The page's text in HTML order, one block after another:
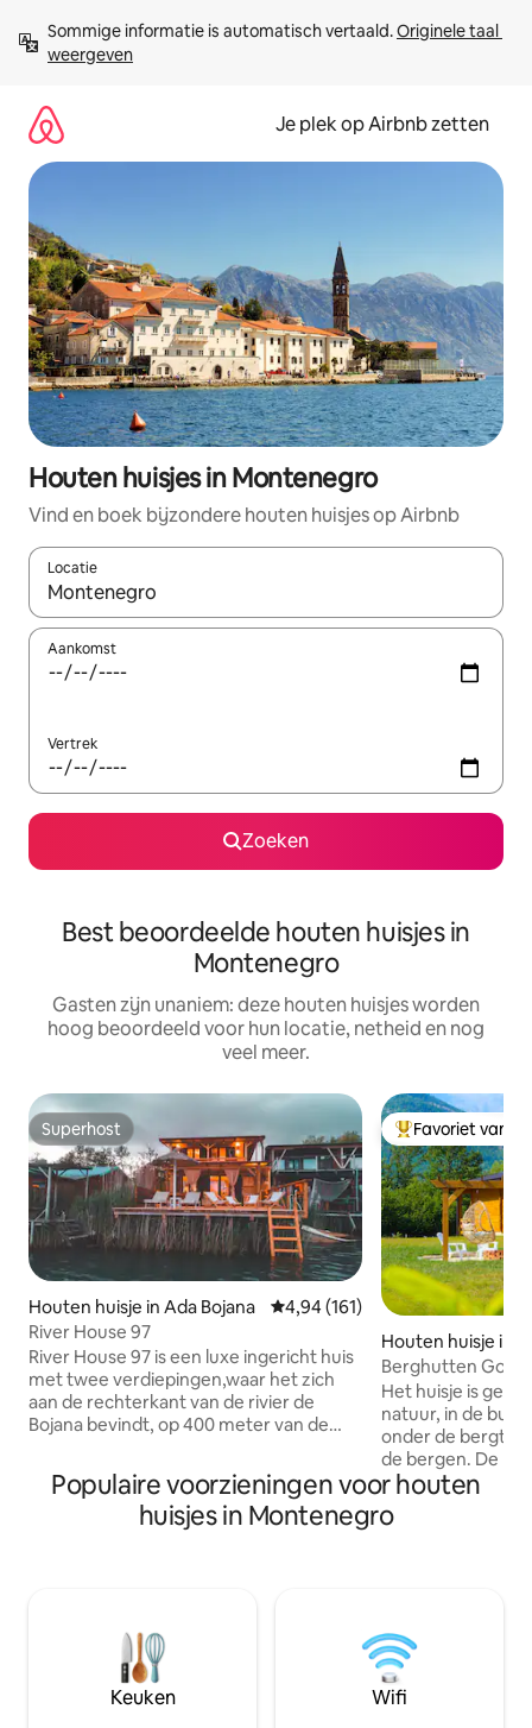
direct
naar
Sommige informatie is automatisch vertaald. Originele taal
weergeven
Je plek op Airbnb zetten
Houten huisjes in Montenegro
Vind en boek bijzondere houten huisjes op Airbnb
Locatie
Wanneer er resultaten beschikbaar zijn, maak je een keuze
Aankomst
Vertrek
Zoeken
Best beoordeelde houten huisjes in
Montenegro
Gasten zijn unaniem: deze houten huisjes worden
hoog beoordeeld voor hun locatie, netheid en nog
veel meer.
Superhost
Superhost
Houten huisje in Ada Bojana Gemiddelde beoordeling van
4,94 (161)
River House 97
River House 97 is een luxe ingericht huis
met twee verdiepingen,waar het zich
aan de rechterkant van de rivier de
Bojana bevindt, op 400 meter van de
inventaris, waar zich op de begane
grond een tv met 200 kanalen
bevinden,wifi,keuken met een
eetkamer, een langzamer, een koelkast,
extra mini-keuken,met een eetkamer
en handdoeken. Op de bovenste
verdieping zijn er twee slaapkamers een
badkamer en een terras met een
Topfavoriet van
Favoriet van
Houten huisje in
na
Berghutten
Het huisje is
natuur, in de
onder de
de bergen. De
van het hout. Wij zijn de perfecte
uitvalsbasis voor
een actieve
evenals raften of
het seizoen. Wij bieden ook een
Populaire voorzieningen voor houten
huisjes in Montenegro
Keuken Wifi